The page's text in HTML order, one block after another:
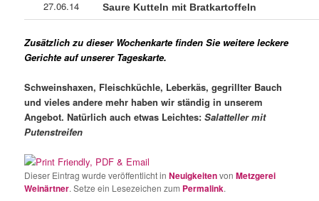
27.06.14
Saure Kutteln mit Bratkartoffeln
Zusätzlich zu dieser Wochenkarte finden Sie weitere leckere
Gerichte auf unserer Tageskarte.
Schweinshaxen, Fleischküchle, Leberkäs,gegrillter Bauch
und vielesandere mehr haben wir ständig inunserem
Angebot. Natürlich auch etwas Leichtes:Salatteller mit
Putenstreifen
Dieser Eintrag wurde veröffentlicht inNeuigkeitenvonMetzgerei
Weinärtner. Setze ein Lesezeichen zum Permalink.